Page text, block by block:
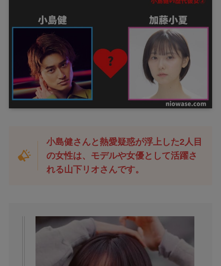
小島健さんと熱愛疑惑が浮上した2人目
の女性は、モデルや女優として活躍さ
れる山下リオさんです。